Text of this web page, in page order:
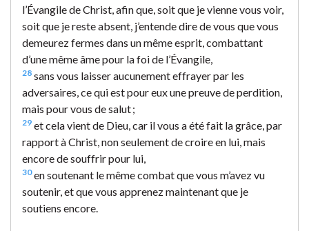
l’Évangile de Christ, afin que, soit que je vienne vous voir,
soit que je reste absent, j’entende dire de vous que vous
demeurez fermes dans un même esprit, combattant
d’une même âme pour la foi de l’Évangile,
28 sans vous laisser aucunement effrayer par les
adversaires, ce qui est pour eux une preuve de perdition,
mais pour vous de salut ;
29 et cela vient de Dieu, car il vous a été fait la grâce, par
rapport à Christ, non seulement de croire en lui, mais
encore de souffrir pour lui,
30en soutenant le même combat que vous m’avez vu
soutenir, et que vous apprenez maintenant que je
soutiens encore.